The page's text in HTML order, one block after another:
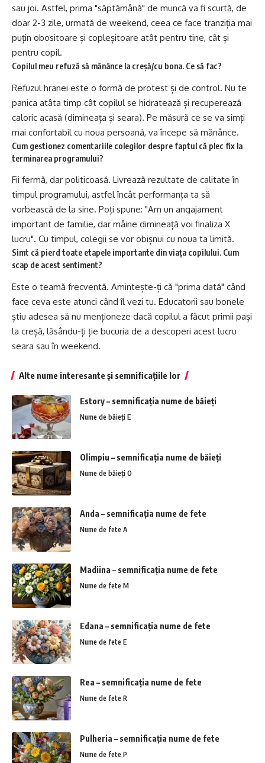
sau joi. Astfel, prima "săptămână" de muncă va fi scurtă, de
doar 2-3 zile, urmată de weekend, ceea ce face tranziția mai
puțin obositoare și copleșitoare atât pentru tine, cât și
pentru copil.
Copilul meu refuză să mănânce la creșă/cu bona. Ce să fac?
Refuzul hranei este o formă de protest și de control. Nu te
panica atâta timp cât copilul se hidratează și recuperează
caloric acasă (dimineața și seara). Pe măsură ce se va simți
mai confortabil cu noua persoană, va începe să mănânce.
Cum gestionez comentariile colegilor despre faptul că plec fix la
terminarea programului?
Fii fermă, dar politicoasă. Livrează rezultate de calitate în
timpul programului, astfel încât performanța ta să
vorbească de la sine. Poți spune: "Am un angajament
important de familie, dar mâine dimineață voi finaliza X
lucru". Cu timpul, colegii se vor obișnui cu noua ta limită.
Simt că pierd toate etapele importante din viața copilului. Cum
scap de acest sentiment?
Este o teamă frecventă. Amintește-ți că "prima dată" când
face ceva este atunci când îl vezi tu. Educatorii sau bonele
știu adesea să nu menționeze dacă copilul a făcut primii pași
la creșă, lăsându-ți ție bucuria de a descoperi acest lucru
seara sau în weekend.
Alte nume interesante și semnificațiile lor
Estory – semnificația nume de băieți
Nume de băieți E
Olimpiu – semnificația nume de băieți
Nume de băieți O
Anda – semnificația nume de fete
Nume de fete A
Madiina – semnificația nume de fete
Nume de fete M
Edana – semnificația nume de fete
Nume de fete E
Rea – semnificația nume de fete
Nume de fete R
Pulheria – semnificația nume de fete
Nume de fete P